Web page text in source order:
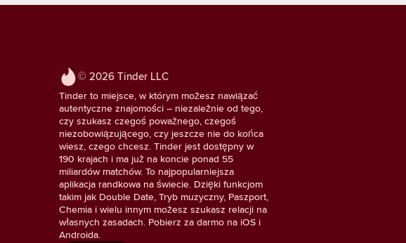
© 2026 Tinder LLC
Tinder to miejsce, w którym możesz nawiązać
autentyczne znajomości – niezależnie od tego,
czy szukasz czegoś poważnego, czegoś
niezobowiązującego, czy jeszcze nie do końca
wiesz, czego chcesz. Tinder jest dostępny w
190 krajach i ma już na koncie ponad 55
miliardów matchów. To najpopularniejsza
aplikacja randkowa na świecie. Dzięki funkcjom
takim jak Double Date, Tryb muzyczny, Paszport,
Chemia i wielu innym możesz szukasz relacji na
własnych zasadach. Pobierz za darmo na iOS i
Androida.